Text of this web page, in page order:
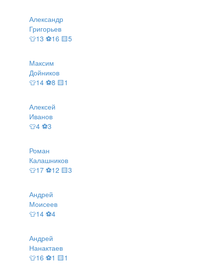
Александр
Григорьев
👕13 ⚽16 🟨5
Максим
Дойников
👕14 ⚽8 🟨1
Алексей
Иванов
👕4 ⚽3
Роман
Калашников
👕17 ⚽12 🟨3
Андрей
Моисеев
👕14 ⚽4
Андрей
Нанактаев
👕16 ⚽1 🟨1